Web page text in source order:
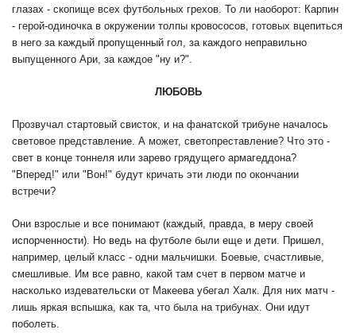
глазах - скопище всех футбольных грехов. То ли наоборот: Карпин
- герой-одиночка в окружении толпы кровососов, готовых вцепиться
в него за каждый пропущенный гол, за каждого неправильно
выпущенного Ари, за каждое "ну и?".
ЛЮБОВЬ
Прозвучал стартовый свисток, и на фанатской трибуне началось
световое представление. А может, светопреставление? Что это -
свет в конце тоннеля или зарево грядущего армагеддона?
"Вперед!" или "Вон!" будут кричать эти люди по окончании
встречи?
Они взрослые и все понимают (каждый, правда, в меру своей
испорченности). Но ведь на футболе были еще и дети. Пришел,
например, целый класс - одни мальчишки. Боевые, счастливые,
смешливые. Им все равно, какой там счет в первом матче и
насколько издевательски от Макеева убегал Халк. Для них матч -
лишь яркая вспышка, как та, что была на трибунах. Они идут
поболеть.